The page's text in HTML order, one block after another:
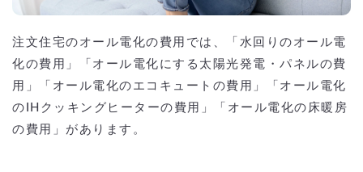
注文住宅のオール電化の費用では、「水回りのオール電
化の費用」「オール電化にする太陽光発電・パネルの費
用」「オール電化のエコキュートの費用」「オール電化
のIHクッキングヒーターの費用」「オール電化の床暖房
の費用」があります。